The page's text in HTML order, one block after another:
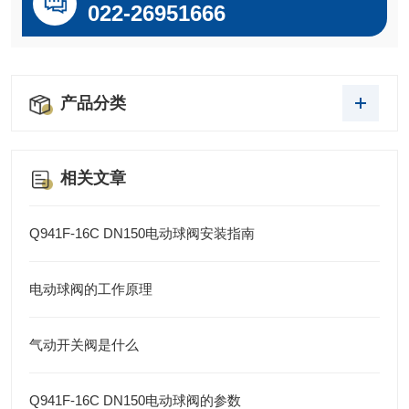
022-26951666
产品分类
相关文章
Q941F-16C DN150电动球阀安装指南
电动球阀的工作原理
气动开关阀是什么
Q941F-16C DN150电动球阀的参数